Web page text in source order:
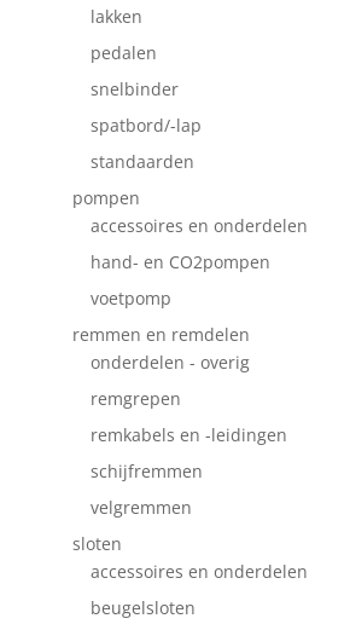
lakken
pedalen
snelbinder
spatbord/-lap
standaarden
pompen
accessoires en onderdelen
hand- en CO2pompen
voetpomp
remmen en remdelen
onderdelen - overig
remgrepen
remkabels en -leidingen
schijfremmen
velgremmen
sloten
accessoires en onderdelen
beugelsloten